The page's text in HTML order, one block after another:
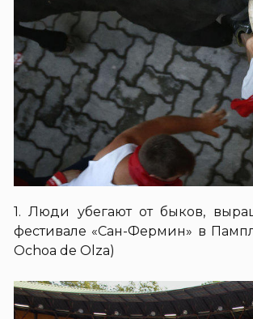
1. Люди убегают от быков,
фестивале «Сан-Фермин» в
Ochoa de Olza)